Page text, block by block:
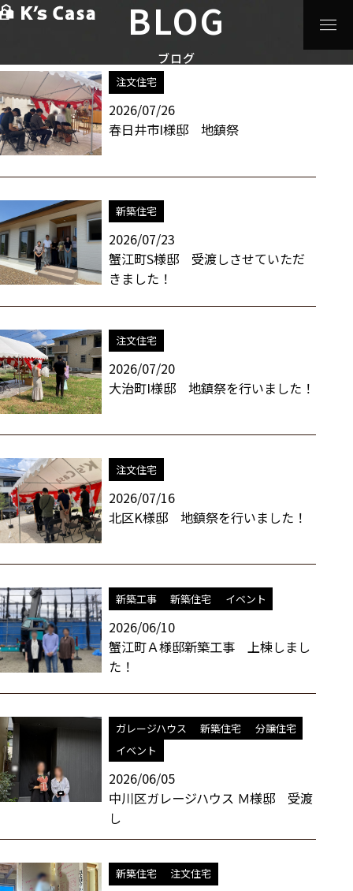
BLOG
ブログ
おめでとうございます
注文住宅
2026/07/26
春日井市I様邸 地鎮祭
新築住宅
2026/07/23
蟹江町S様邸 受渡しさせていただ
きました！
注文住宅
2026/07/20
大治町I様邸 地鎮祭を行いました！
注文住宅
2026/07/16
北区K様邸 地鎮祭を行いました！
新築工事 新築住宅 イベント
2026/06/10
蟹江町Ａ様邸新築工事 上棟しまし
た！
ガレージハウス 新築住宅
分譲住宅
イベント
2026/06/05
中川区ガレージハウス Ｍ様邸 受渡
し
新築住宅 注文住宅